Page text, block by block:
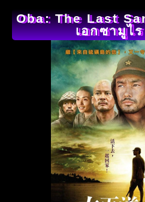
Oba: The Last
เอกซามูไ